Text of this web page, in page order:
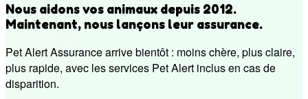
Nous aidons vos animaux depuis 2012.
Maintenant, nous lançons leur assurance.
Pet Alert Assurance arrive bientôt : moins chère, plus claire,
plus rapide, avec les services Pet Alert inclus en cas de
disparition.